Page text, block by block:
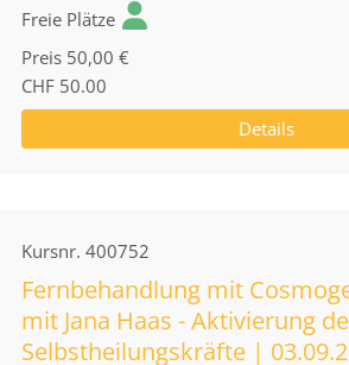
Freie Plätze
Preis 50,00 €
CHF 50.00
Details
Kursnr. 400752
Fernbehandlung mit
mit Jana Haas - Aktivierung
Selbstheilungskräfte |